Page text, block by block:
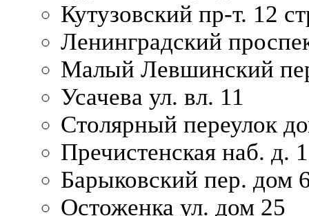
Кутузовский пр-т. 12
Ленинградский
Малый Левшинский
Усачева ул. вл. 11
Столярный переулок
Пречистенская наб. д.
Барыковский пер. дом
Остоженка ул. дом 25